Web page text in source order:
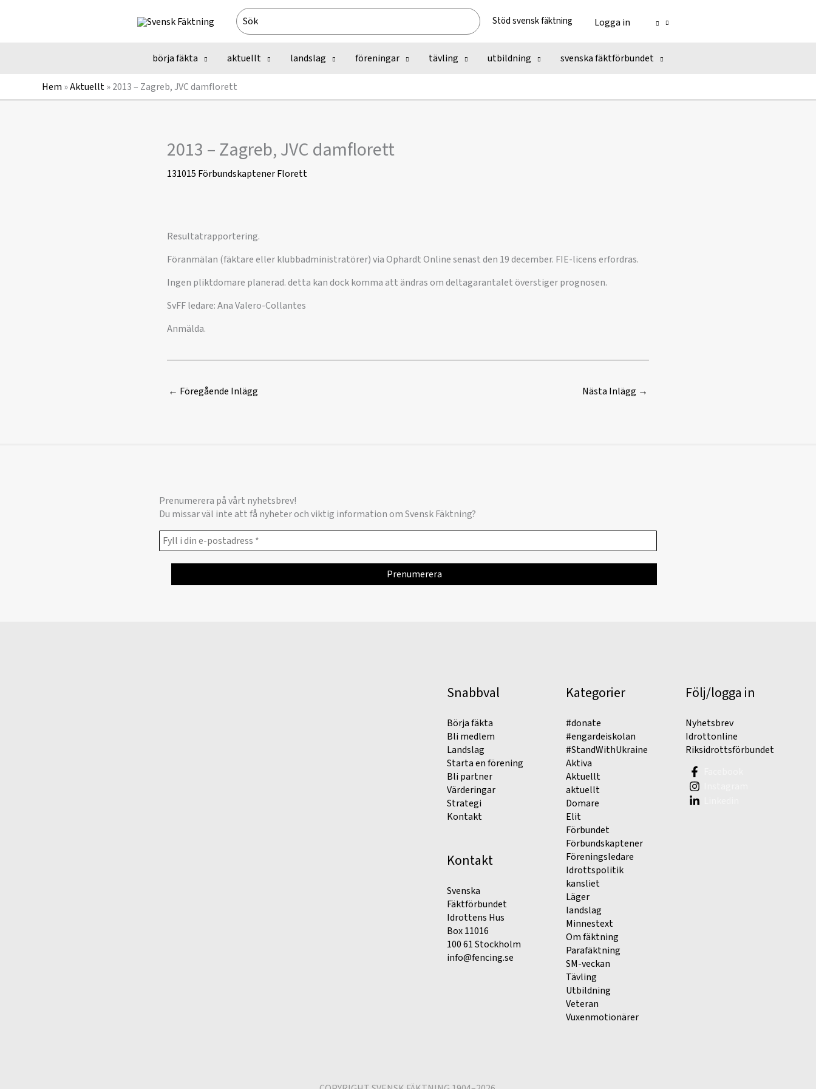
Search
for:
Stöd svensk fäktning Logga in
börja fäkta aktuellt landslag föreningar tävling utbildning svenska fäktförbundet
Hem »Aktuellt»2013 – Zagreb, JVC damflorett
2013 – Zagreb, JVC damflorett
131015 FörbundskaptenerFlorett
Resultatrapportering.
Föranmälan (fäktare eller klubbadministratörer) via Ophardt Online senast den 19 december. FIE-licens erfordras.
Ingen pliktdomare planerad. detta kan dock komma att ändras om deltagarantalet överstiger prognosen.
SvFF ledare: Ana Valero-Collantes
Anmälda.
← Föregående Inlägg Nästa Inlägg →
Prenumerera på vårt nyhetsbrev!
Du missar väl inte att få nyheter och viktig information om Svensk Fäktning?
Snabbval
Börja fäkta
Bli medlem
Landslag
Starta en förening
Bli partner
Värderingar
Strategi
Kontakt
Kontakt
Svenska
Fäktförbundet
Idrottens Hus
Box 11016
100 61 Stockholm
info@fencing.se
Kategorier
#donate
#engardeiskolan
#StandWithUkraine
Aktiva
Aktuellt
aktuellt
Domare
Elit
Förbundet
Förbundskaptener
Föreningsledare
Idrottspolitik
kansliet
Läger
landslag
Minnestext
Om fäktning
Parafäktning
SM-veckan
Tävling
Utbildning
Veteran
Vuxenmotionärer
Följ/logga in
Nyhetsbrev
Idrottonline
Riksidrottsförbundet